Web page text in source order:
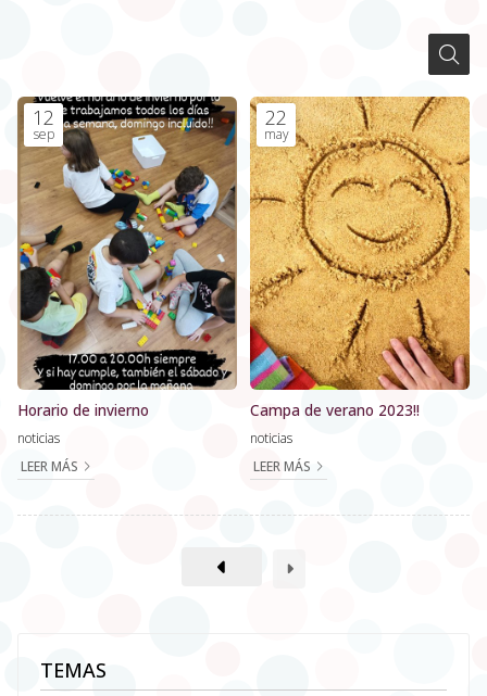
TEMAS
12
sep
Horario de invierno
noticias
LEER MÁS
22
may
Campa de verano 2023!!
noticias
LEER MÁS